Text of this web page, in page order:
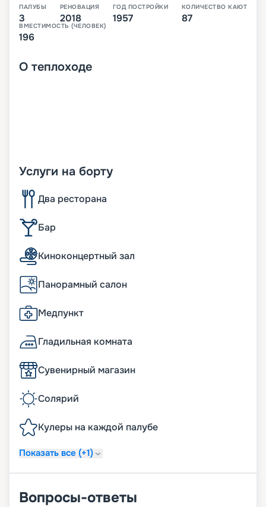
ПАЛУБЫ
3
РЕНОВАЦИЯ
2018
ГОД ПОСТРОЙКИ
1957
КОЛИЧЕСТВО КАЮТ
87
ВМЕСТИМОСТЬ (ЧЕЛОВЕК)
196
О теплоходе
Услуги на борту
Два ресторана
Бар
Киноконцертный зал
Панорамный салон
Медпункт
Гладильная комната
Сувенирный магазин
Солярий
Кулеры на каждой палубе
Показать все (+1)
Вопросы-ответы